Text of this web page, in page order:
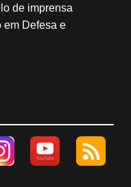
de imprensa
em Defesa e